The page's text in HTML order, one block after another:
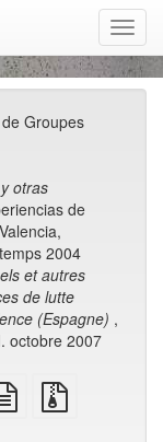
Groupes
otras
de
2004
et autres
de lutte
(Espagne) ,
octobre 2007
plain
text